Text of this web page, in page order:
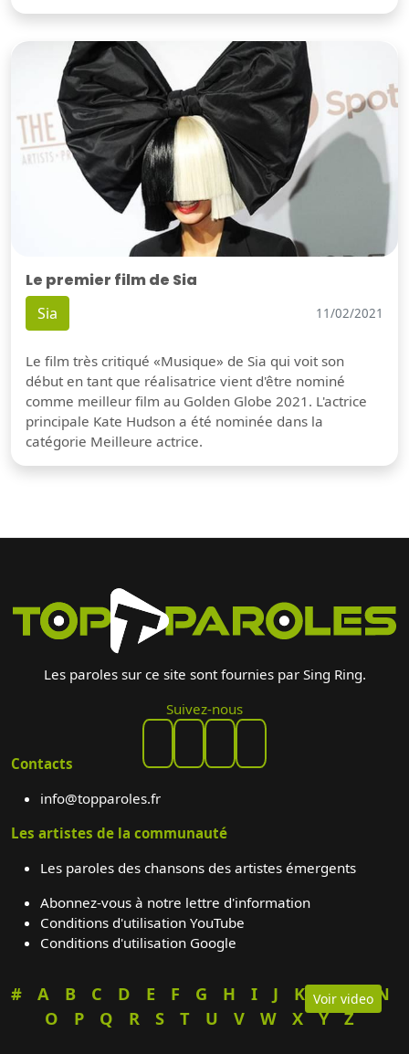
Voir video
Le premier film de Sia
Sia 11/02/2021
Le film très critiqué «Musique» de Sia qui voit son
début en tant que réalisatrice vient d'être nominé
comme meilleur film au Golden Globe 2021. L'actrice
principale Kate Hudson a été nominée dans la
catégorie Meilleure actrice.
Les paroles sur ce site sont fournies par Sing Ring.
Suivez-nous
Contacts
info@topparoles.fr
Les artistes de la communauté
Les paroles des chansons des artistes émergents
Abonnez-vous à notre lettre d'information
Conditions d'utilisation YouTube
Conditions d'utilisation Google
# A B C D E F G H I J K L M
N
O
P Q R S T U V W X Y Z